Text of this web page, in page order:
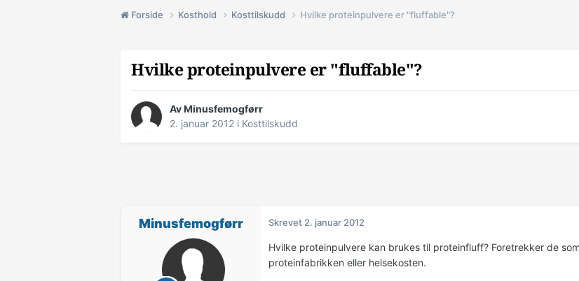
Forside Kosthold Kosttilskudd Hvilke proteinpulvere er "fluffable"?
Hvilke proteinpulvere er "fluffable"?
AvMinusfemogførr
2. januar 2012 i Kosttilskudd
Minusfemogførr Skrevet 2. januar 2012
Hvilke proteinpulvere kan brukes til proteinfluff? Foretrekker de
proteinfabrikken eller helsekosten.